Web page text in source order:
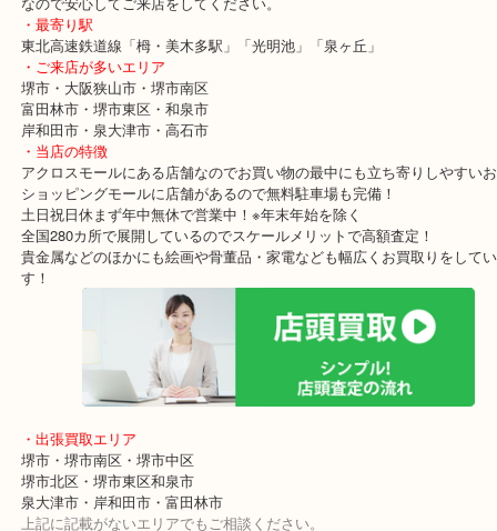
現在の金相場は昨年以上の高水準を見せています！
売るには絶好のチャンスなのでお気軽にお越しください！
当店では重さに関わらず無料査定をしていて、手数料もございませ
なので安心してご来店をしてください。
・最寄り駅
東北高速鉄道線「栂・美木多駅」「光明池」「泉ヶ丘」
・ご来店が多いエリア
堺市・大阪狭山市・堺市南区
富田林市・堺市東区・和泉市
岸和田市・泉大津市・高石市
アクロスモールにある店舗なのでお買い物の最中にも立ち寄りしや
ショッピングモールに店舗があるので無料駐車場も完備！
土日祝日休まず年中無休で営業中！※年末年始を除く
全国280カ所で展開しているのでスケールメリットで高額査定！
貴金属などのほかにも絵画や骨董品・家電なども幅広くお買取りを
す！